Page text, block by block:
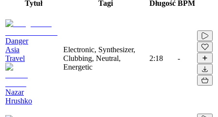
Tytuł Tagi Długość BPM
Danger
Asia
Travel
Nazar
Hrushko
Electronic, Synthesizer,
Clubbing, Neutral,
Energetic
2:18 -